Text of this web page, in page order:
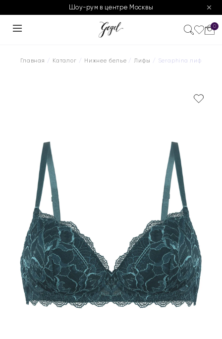
Шоу-рум в центре Москвы
0
Главная / Каталог / Нижнее белье /Лифы / Seraphina лиф